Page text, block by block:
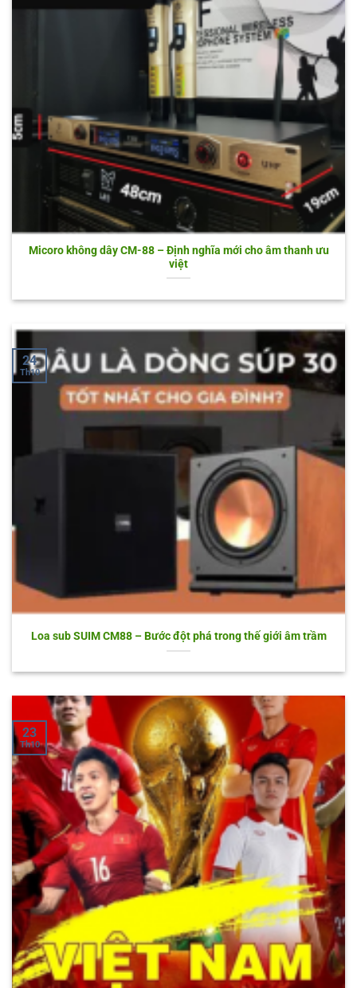
Micoro không dây CM-88 – Định nghĩa mới cho âm thanh ưu
việt
Loa sub SUIM CM88 – Bước đột phá trong thế giới âm trầm
24
Th10
23
Th10